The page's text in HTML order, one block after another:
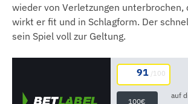
wieder von Verletzungen unterbrochen,
wirkt er fit und in Schlagform. Der
sein Spiel voll zur Geltung.
91 /100
100€
auf